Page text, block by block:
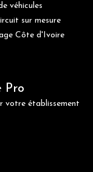
véhicules
sur mesure
Côte d'Ivoire
Pro
votre établissement